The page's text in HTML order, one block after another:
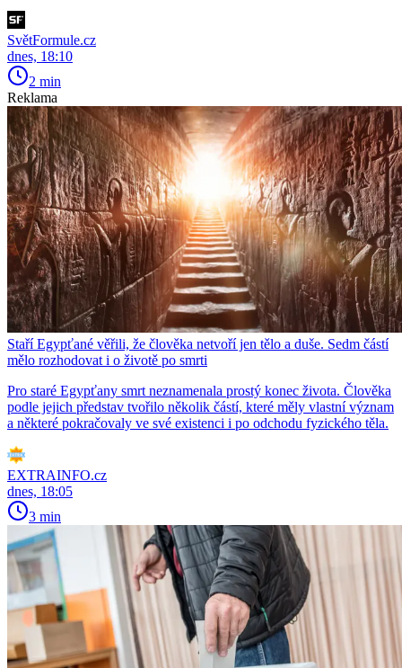
SvětFormule.cz
dnes, 18:10
2 min
Reklama
Staří Egypťané věřili, že člověka netvoří jen tělo a duše. Sedm částí
mělo rozhodovat i o životě po smrti
Pro staré Egypťany smrt neznamenala prostý konec života. Člověka
podle jejich představ tvořilo několik částí, které měly vlastní význam
a některé pokračovaly ve své existenci i po odchodu fyzického těla.
EXTRAINFO.cz
dnes, 18:05
3 min